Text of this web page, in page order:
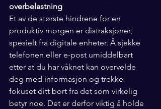
overbelastning
Et av de største hindrene for en
produktiv morgen er distraksjoner,
spesielt fra digitale enheter. Å sjekke
telefonen eller e-post umiddelbart
etter at du har våknet kan overvelde
deg med informasjon og trekke
fokuset ditt bort fra det som virkelig
betyr noe. Det er derfor viktig å holde